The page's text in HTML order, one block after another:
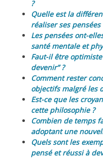
?
Quelle est la
réaliser ses pensées
Les pensées ont-
santé mentale et
Faut-il être
devenir” ?
Comment rester
objectifs malgré les
Est-ce que les
cette philosophie ?
Combien de temps
adoptant une
Quels sont les
pensé et réussi à